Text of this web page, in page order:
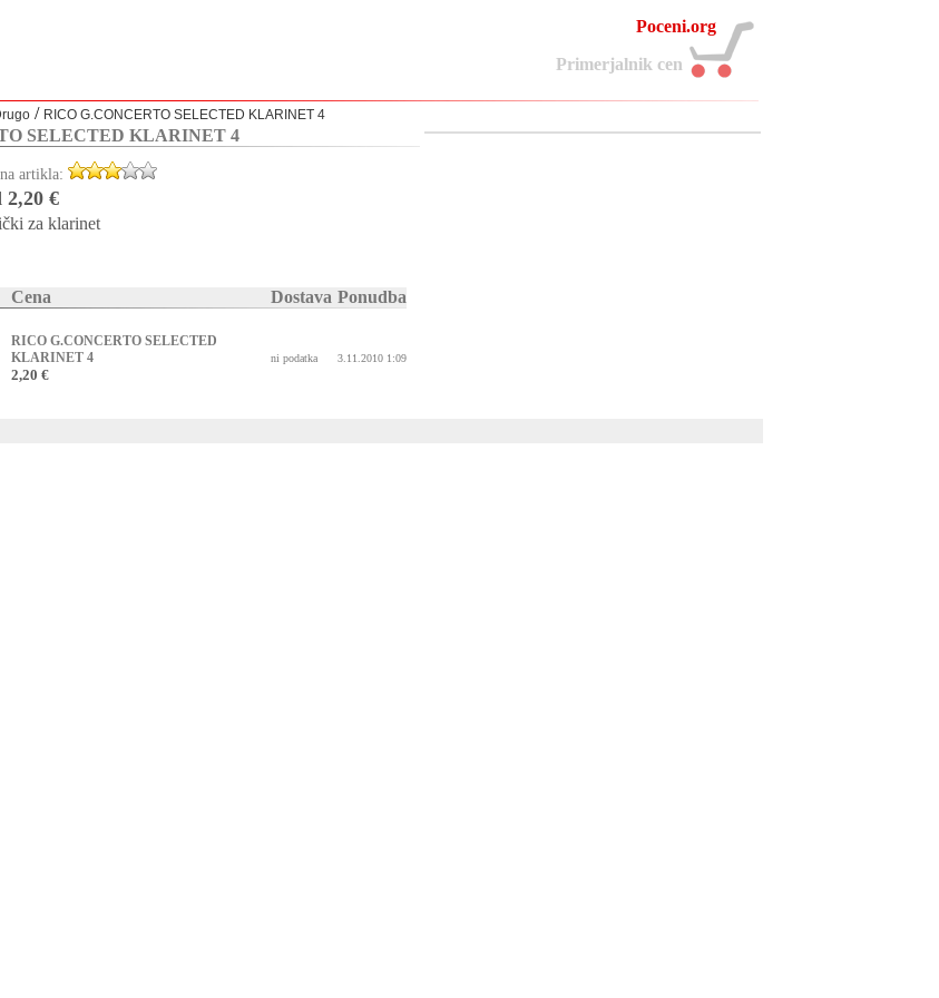
Poceni.org
Primerjalnik cen
/ RICO G.CONCERTO SELECTED KLARINET 4
SELECTED KLARINET 4
artikla:
2,20 €
za klarinet
Cena Dostava Ponudba
RICO G.CONCERTO SELECTED
KLARINET 4
2,20 €
ni podatka 3.11.2010 1:09